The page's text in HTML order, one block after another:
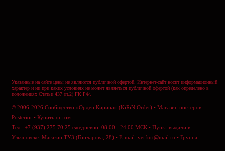
Указанные на сайте цены не являются публичной офертой. Интернет-сайт носит информационный
характер и ни при каких условиях не может являеться публичной офертой (как определено в
положениях Статьи 437 (п.2) ГК РФ.
© 2006-2026 Сообщество «Орден Кирина» (KiRiN Order) • Магазин постеров
Posterior • Купить оптом
Тел.: +7 (937) 275 70 25 ежедневно, 08:00 - 24:00 МСК • Пункт выдачи в
Ульяновске: Магазин ТУЗ (Гончарова, 28) • E-mail: verfurt@mail.ru • Группа